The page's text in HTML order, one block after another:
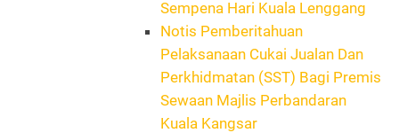
Sempena Hari Kuala Lenggang
Notis Pemberitahuan
Pelaksanaan Cukai Jualan Dan
Perkhidmatan (SST) Bagi Premis
Sewaan Majlis Perbandaran
Kuala Kangsar